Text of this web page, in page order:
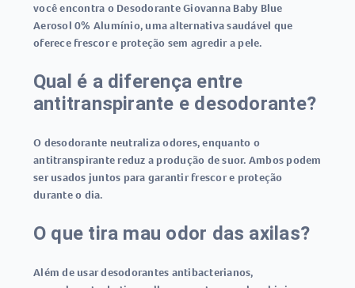
você encontra o Desodorante Giovanna Baby Blue
Aerosol 0% Alumínio, uma alternativa saudável que
oferece frescor e proteção sem agredir a pele.
Qual é a diferença entre
antitranspirante e desodorante?
O desodorante neutraliza odores, enquanto o
antitranspirante reduz a produção de suor. Ambos podem
ser usados juntos para garantir frescor e proteção
durante o dia.
O que tira mau odor das axilas?
Além de usar desodorantes antibacterianos,